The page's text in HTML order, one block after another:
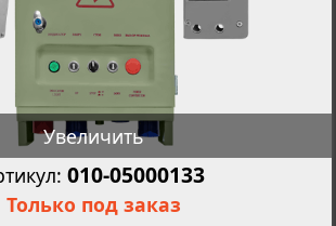
Увеличить
010-05000133
Только под заказ